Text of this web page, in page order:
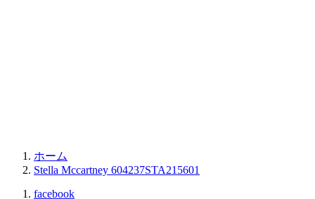
ホーム
Stella Mccartney 604237STA215601
facebook